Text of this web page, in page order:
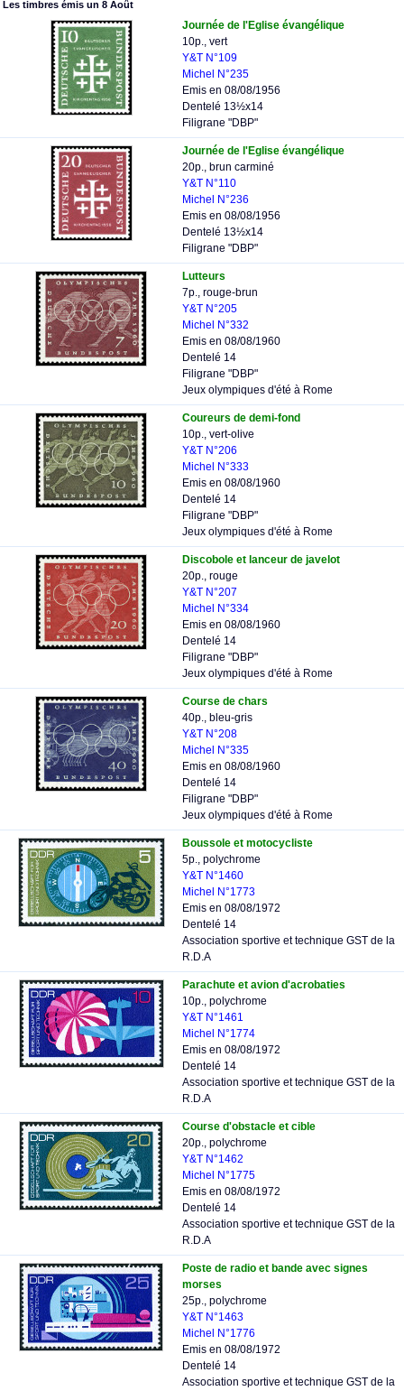
Les timbres émis un 8 Août
Journée de l'Eglise évangélique
10p., vert
Y&T N°109
Michel N°235
Emis en 08/08/1956
Dentelé 13½x14
Filigrane "DBP"
Journée de l'Eglise évangélique
20p., brun carminé
Y&T N°110
Michel N°236
Emis en 08/08/1956
Dentelé 13½x14
Filigrane "DBP"
Lutteurs
7p., rouge-brun
Y&T N°205
Michel N°332
Emis en 08/08/1960
Dentelé 14
Filigrane "DBP"
Jeux olympiques d'été à Rome
Coureurs de demi-fond
10p., vert-olive
Y&T N°206
Michel N°333
Emis en 08/08/1960
Dentelé 14
Filigrane "DBP"
Jeux olympiques d'été à Rome
Discobole et lanceur de javelot
20p., rouge
Y&T N°207
Michel N°334
Emis en 08/08/1960
Dentelé 14
Filigrane "DBP"
Jeux olympiques d'été à Rome
Course de chars
40p., bleu-gris
Y&T N°208
Michel N°335
Emis en 08/08/1960
Dentelé 14
Filigrane "DBP"
Jeux olympiques d'été à Rome
Boussole et motocycliste
5p., polychrome
Y&T N°1460
Michel N°1773
Emis en 08/08/1972
Dentelé 14
Association sportive et technique GST de la
R.D.A
Parachute et avion d'acrobaties
10p., polychrome
Y&T N°1461
Michel N°1774
Emis en 08/08/1972
Dentelé 14
Association sportive et technique GST de la
R.D.A
Course d'obstacle et cible
20p., polychrome
Y&T N°1462
Michel N°1775
Emis en 08/08/1972
Dentelé 14
Association sportive et technique GST de la
R.D.A
Poste de radio et bande avec signes
morses
25p., polychrome
Y&T N°1463
Michel N°1776
Emis en 08/08/1972
Dentelé 14
Association sportive et technique GST de la